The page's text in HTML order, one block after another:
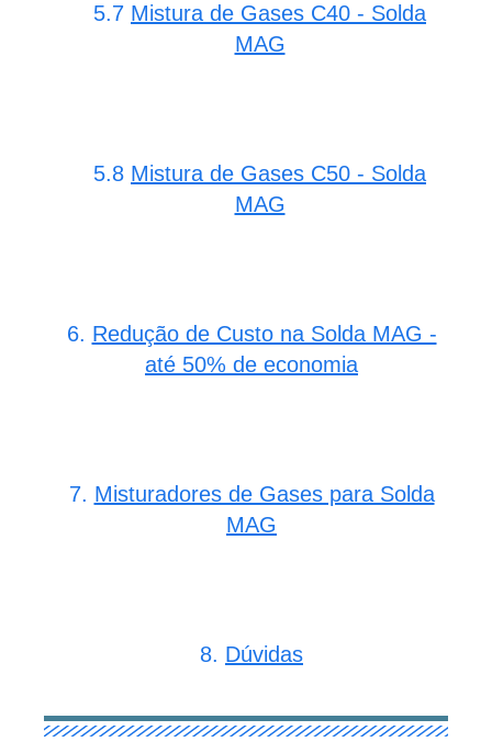
5.7 Mistura de Gases C40 - Solda
MAG
5.8 Mistura de Gases C50 - Solda
MAG
6. Redução de Custo na Solda MAG -
até 50% de economia
7. Misturadores de Gases para Solda
MAG
8. Dúvidas